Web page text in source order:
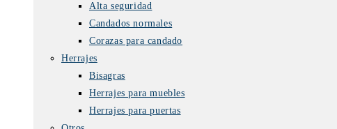
Alta seguridad
Candados normales
Corazas para candado
Herrajes
Bisagras
Herrajes para muebles
Herrajes para puertas